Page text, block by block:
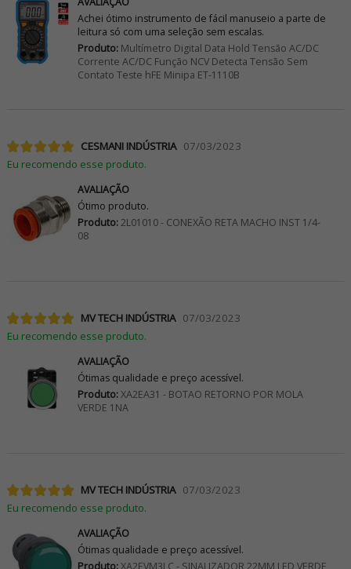
Achei ótimo instrumento de fácil manuseio a parte de
leitura só com uma seleção sem escalas.
Produto:Multímetro Digital Data Hold Tensão AC/DC
Corrente AC/DC Função NCV Detecta Tensão Sem
Contato Teste hFE Minipa ET-1110B
CESMANI INDÚSTRIA 07/03/2023
Eu recomendo esse produto.
AVALIAÇÃO
Ótimo produto.
Produto:2L01010 - CONEXÃO RETA MACHO INST 1/4-
08
MV TECH INDÚSTRIA 07/03/2023
Eu recomendo esse produto.
AVALIAÇÃO
Ótimas qualidade e preço acessível.
Produto:XA2EA31 - BOTAO RETORNO POR MOLA
VERDE 1NA
MV TECH INDÚSTRIA 07/03/2023
Eu recomendo esse produto.
AVALIAÇÃO
Ótimas qualidade e preço acessível.